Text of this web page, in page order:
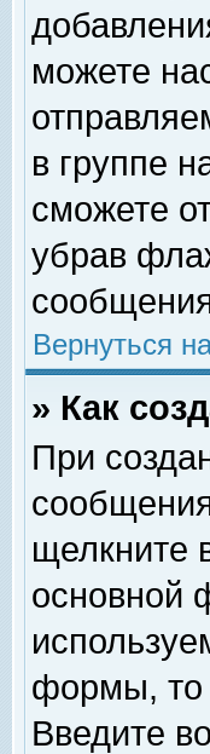
можете
в группе
сможете
убрав
Вернуться
» Как
При
щелкните
основной
формы, то
Введите